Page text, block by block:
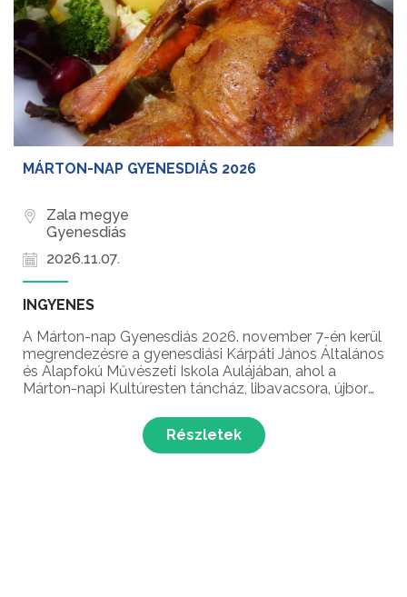
MÁRTON-NAP GYENESDIÁS 2026
Zala megye
Gyenesdiás
2026.11.07.
INGYENES
A Márton-nap Gyenesdiás 2026. november 7-én kerül
megrendezésre a gyenesdiási Kárpáti János Általános
és Alapfokú Művészeti Iskola Aulájában, ahol a
Márton-napi Kultúresten táncház, libavacsora, újbor
Részletek